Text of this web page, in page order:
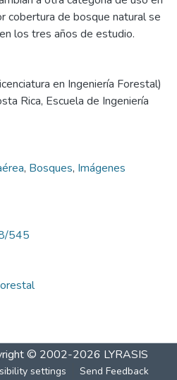
cobertura de bosque natural se
los tres años de estudio.
en Ingeniería Forestal)
Rica, Escuela de Ingeniería
, Bosques, Imágenes
545
© 2002-2026 LYRASIS
settings Send Feedback